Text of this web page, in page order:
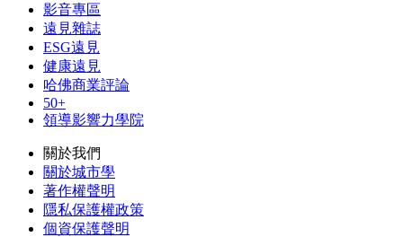
影音專區
遠見雜誌
ESG遠見
健康遠見
哈佛商業評論
50+
領導影響力學院
關於我們
關於城市學
著作權聲明
隱私保護權政策
個資保護聲明